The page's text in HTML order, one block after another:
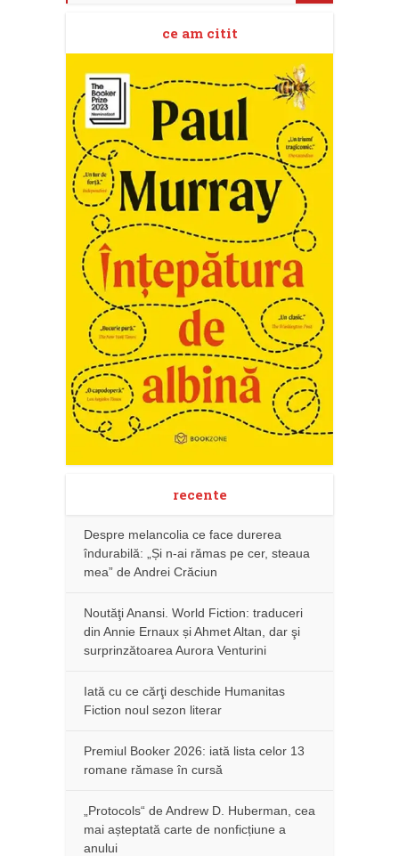
ce am citit
recente
Despre melancolia ce face durerea
îndurabilă: „Și n-ai rămas pe cer, steaua
mea” de Andrei Crăciun
Noutăţi Anansi. World Fiction: traduceri
din Annie Ernaux și Ahmet Altan, dar şi
surprinzătoarea Aurora Venturini
Iată cu ce cărţi deschide Humanitas
Fiction noul sezon literar
Premiul Booker 2026: iată lista celor 13
romane rămase în cursă
„Protocols“ de Andrew D. Huberman, cea
mai așteptată carte de nonficțiune a
anului